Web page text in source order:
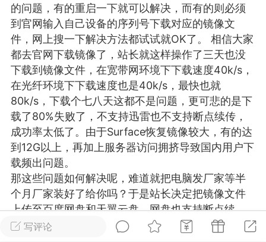
问答 闲谈 官方
任务 排行 历史
网络
VIP 7
29 21:24
电脑端
Laptop Go 2镜像
网盘下载
Laptop Go 2 i5/8/128 – Windows
写评论
的问题，有的重启一下就可以解决，而有的则必须
到官网输入自己设备的序列号下载对应的镜像文
件，网上搜一下解决方法都试试就OK了。 相信大家
都去官网下载镜像了，站长就这样操作了三天也没
下载到镜像文件，在宽带网环境下下载速度40k/s，
在光纤环境下下载速度也是40k/s，最快也就
80k/s，下载个七八天这都不是问题，更可悲的是下
载了80%失败了，不支持迅雷也不支持断点续传，
成功率太低了。由于Surface恢复镜像较大，有的达
到12G以上，再加上服务器访问拥挤导致国内用户下
载频出问题。
那这些问题如何解决呢，难道就把电脑发厂家等半
个月厂家装好了给你吗？于是站长决定把镜像文件
上传至百度网盘和天翼云盘，网盘也支持断点续
传，这方便了不少网友，欢迎大家下载使用！ 站长